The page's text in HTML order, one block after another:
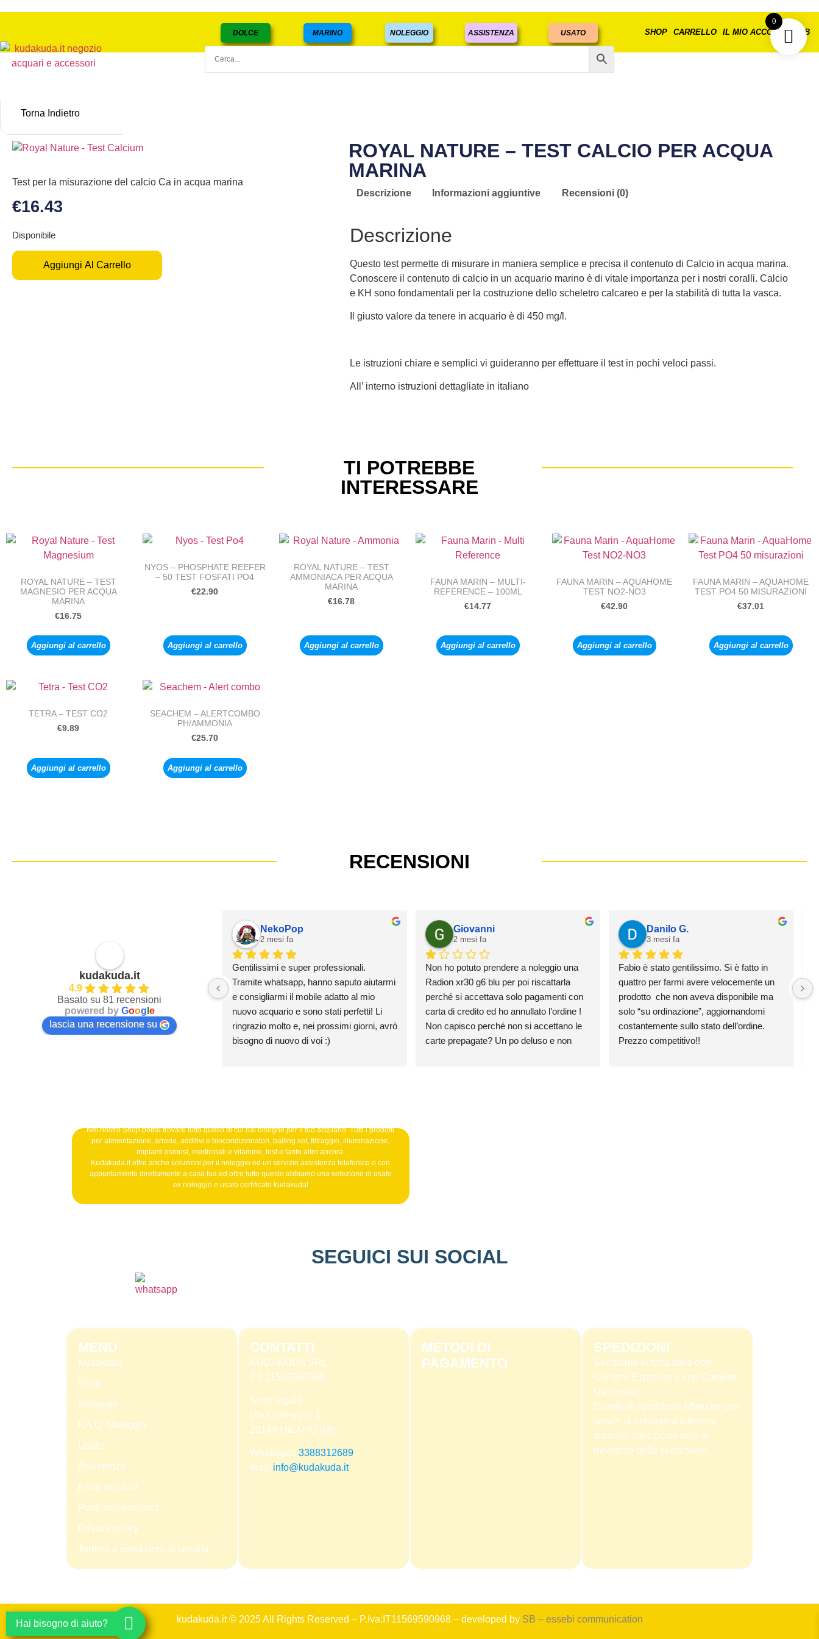
DOLCE MARINO NOLEGGIO ASSISTENZA USATO SHOP CARRELLO IL MIO ACCOUNT B2B
Torna Indietro
Test per la misurazione del calcio Ca in acqua marina
€16.43
Disponibile
Aggiungi Al Carrello
ROYAL NATURE – TEST CALCIO PER ACQUA
MARINA
Descrizione Informazioni aggiuntive Recensioni (0)
Descrizione
Questo test permette di misurare in maniera semplice e precisa il contenuto di Calcio in acqua marina.
Conoscere il contenuto di calcio in un acquario marino è di vitale importanza per i nostri coralli. Calcio
e KH sono fondamentali per la costruzione dello scheletro calcareo e per la stabilità di tutta la vasca.
Il giusto valore da tenere in acquario è di 450 mg/l.
Le istruzioni chiare e semplici vi guideranno per effettuare il test in pochi veloci passi.
All’ interno istruzioni dettagliate in italiano
TI POTREBBE
INTERESSARE
ROYAL NATURE – TEST
MAGNESIO PER ACQUA
MARINA
€16.75
Aggiungi al carrello
NYOS – PHOSPHATE REEFER
– 50 TEST FOSFATI PO4
€22.90
Aggiungi al carrello
ROYAL NATURE – TEST
AMMONIACA PER ACQUA
MARINA
€16.78
Aggiungi al carrello
FAUNA MARIN – MULTI-
REFERENCE – 100ML
€14.77
Aggiungi al carrello
FAUNA MARIN – AQUAHOME
TEST NO2-NO3
€42.90
Aggiungi al carrello
FAUNA MARIN – AQUAHOME
TEST PO4 50 MISURAZIONI
€37.01
Aggiungi al carrello
TETRA – TEST CO2
€9.89
Aggiungi al carrello
SEACHEM – ALERTCOMBO
PH/AMMONIA
€25.70
Aggiungi al carrello
RECENSIONI
kudakuda.it
4.9
Basato su 81 recensioni
powered by Goog e
lascia una recensione su
NekoPop
2 mesi fa
Gentilissimi e super professionali.
Tramite whatsapp, hanno saputo aiutarmi
e consigliarmi il mobile adatto al mio
nuovo acquario e sono stati perfetti! Li
ringrazio molto e, nei prossimi giorni, avrò
bisogno di nuovo di voi :)
Giovanni
2 mesi fa
Non ho potuto prendere a noleggio una
Radion xr30 g6 blu per poi riscattarla
perché si accettava solo pagamenti con
carta di credito ed ho annullato l’ordine !
Non capisco perché non si accettano le
carte prepagate? Un po deluso e non
Danilo G.
3 mesi fa
Fabio è stato gentilissimo. Si è fatto in
quattro per farmi avere velocemente un
prodotto  che non aveva disponibile ma
solo “su ordinazione”, aggiornandomi
costantemente sullo stato dell’ordine.
Prezzo competitivo!!
e
Nel nostro Shop potrai trovare tutto quello di cui hai bisogno per il tuo acquario. Tutti i prodotti
per alimentazione, arredo, additivi e biocondizionatori, balling set, filtraggio, illuminazione,
impianti osmosi, medicinali e vitamine, test e tanto altro ancora.
Kudakuda.it offre anche soluzioni per il noleggio ed un servizio assistenza telefonico o con
appuntamento direttamente a casa tua ed oltre tutto questo abbiamo una selezione di usato
ex noleggio e usato certificato kudakuda!
SEGUICI SUI SOCIAL
MENU
Kudakuda
Shop
Noleggio
F.A.Q. Noleggio
Usato
Assistenza
Il mio account
Punti stella reward
Privacy policy
Termini e condizioni di vendita
CONTATTI
KUDAKUDA SRL
P.I. 11569590968
Sede legale
Via Correggio, 1
20149 MILANO (MI)
Whatsapp: 3388312689
Mail: info@kudakuda.it
METODI DI
PAGAMENTO
SPEDIZIONI
Spediamo in tutta Italia con
Corriere Espresso o con Corriere
Nazionale.
Eventuali spedizioni effetuate con
servizi di consegna differenti
saranno specificate solo al
momento della spedizione.
kudakuda.it © 2025 All Rights Reserved – P.Iva:IT11569590968 – developed by SB – essebi communication
0
Hai bisogno di aiuto?